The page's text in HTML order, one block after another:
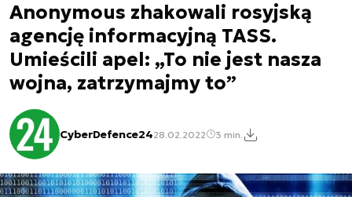
Anonymous zhakowali rosyjską
agencję informacyjną TASS.
Umieścili apel: „To nie jest nasza
wojna, zatrzymajmy to”
CyberDefence2428.02.2022 3 min.